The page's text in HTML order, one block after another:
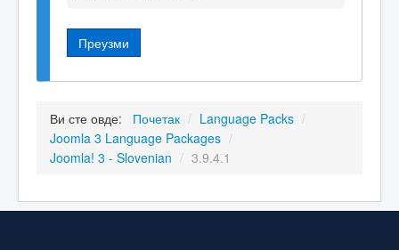
Преузми
Ви сте овде: Почетак / Language Packs /
Joomla 3 Language Packages /
Joomla! 3 - Slovenian / 3.9.4.1